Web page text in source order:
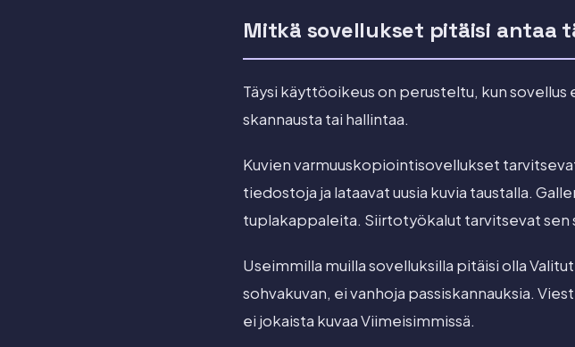
Mitkä sovellukset pitäisi antaa
Täysi käyttöoikeus on perusteltu, kun
skannausta tai hallintaa.
Kuvien varmuuskopiointisovellukset
tiedostoja ja lataavat uusia kuvia taustalla.
tuplakappaleita. Siirtotyökalut tarvitsevat sen
Useimmilla muilla sovelluksilla pitäisi olla
sohvakuvan, ei vanhoja passiskannauksia.
ei jokaista kuvaa Viimeisimmissä.